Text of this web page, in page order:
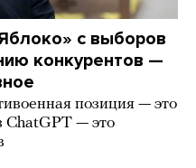
с выборов
конкурентов —
позиция — это
СhatGPT — это